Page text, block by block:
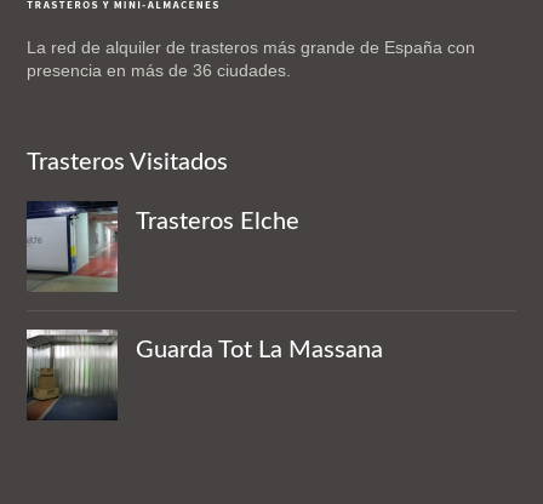
La red de alquiler de trasteros más grande de España con
presencia en más de 36 ciudades.
Trasteros Visitados
Trasteros Elche
Guarda Tot La Massana